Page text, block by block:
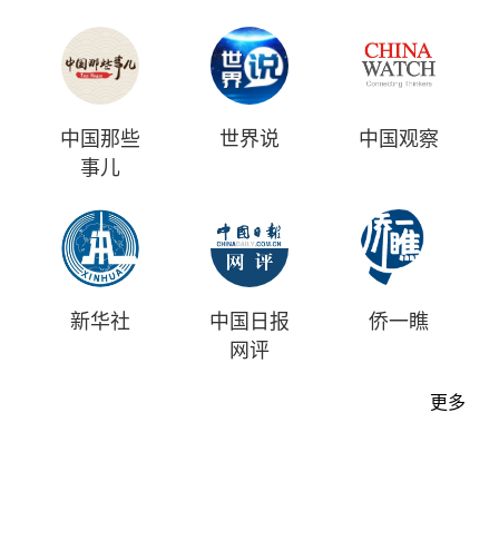
中国那些
事儿
世界说 中国观察
新华社
中国日报
网评
侨一瞧
更多